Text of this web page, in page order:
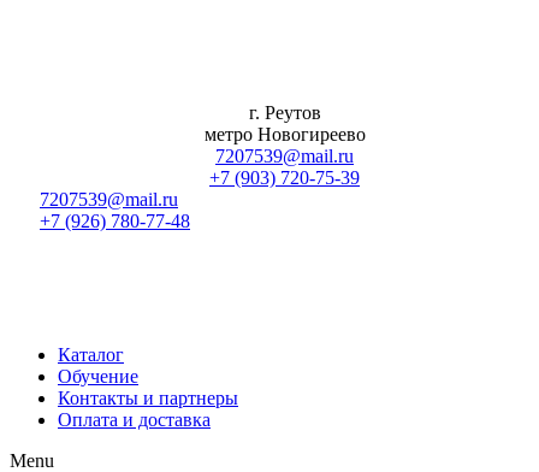
г. Реутов
метро Новогиреево
7207539@mail.ru
+7 (903) 720-75-39
7207539@mail.ru
+7 (926) 780-77-48
Каталог
Обучение
Контакты и партнеры
Оплата и доставка
Menu